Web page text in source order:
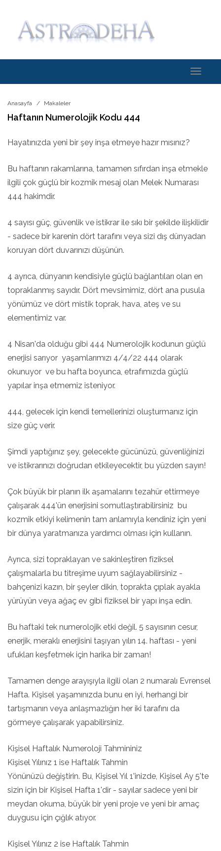
Toggle
Anasayfa Makaleler
Haftanın Numerolojik Kodu 444
Hayatınızda yeni bir şey inşa etmeye hazır mısınız?
Bu haftanın rakamlarına, tamamen sıfırdan inşa etmekle
ilgili çok güçlü bir kozmik mesaj olan Melek Numarası
444 hakimdir.
4 sayısı güç, güvenlik ve istikrar ile sıkı bir şekilde ilişkilidir
- sadece bir karenin dört tarafını veya sizi dış dünyadan
koruyan dört duvarınızı düşünün.
4 ayrıca, dünyanın kendisiyle güçlü bağlantıları olan en
topraklanmış sayıdır. Dört mevsimimiz, dört ana pusula
yönümüz ve dört mistik toprak, hava, ateş ve su
elementimiz var.
4 Nisan'da olduğu gibi 444 Numerolojik kodunun güçlü
enerjisi sarıyor yaşamlarımızı 4/4/22 444 olarak
okunuyor ve bu hafta boyunca, etrafımızda güçlü
yapılar inşa etmemiz isteniyor.
444, gelecek için kendi temellerinizi oluşturmanız için
size güç verir.
Şimdi yaptığınız şey, gelecekte gücünüzü, güvenliğinizi
ve istikrarınızı doğrudan etkileyecektir, bu yüzden sayın!
Çok büyük bir planın ilk aşamalarını tezahür ettirmeye
çalışarak 444'ün enerjisini somutlaştırabilirsiniz bu
kozmik etkiyi kelimenin tam anlamıyla kendiniz için yeni
bir dünya yaratmanıza yardımcı olması için kullanın.
Ayrıca, sizi topraklayan ve sakinleştiren fiziksel
çalışmalarla bu titreşime uyum sağlayabilirsiniz -
bahçenizi kazın, bir şeyler dikin, toprakta çıplak ayakla
yürüyün veya ağaç ev gibi fiziksel bir yapı inşa edin.
Bu haftaki tek numerolojik etki değil. 5 sayısının cesur,
enerjik, meraklı enerjisini taşıyan yılın 14. haftası - yeni
ufukları keşfetmek için harika bir zaman!
Tamamen denge arayışıyla ilgili olan 2 numaralı Evrensel
Hafta. Kişisel yaşamınızda bunu en iyi, herhangi bir
tartışmanın veya anlaşmazlığın her iki tarafını da
görmeye çalışarak yapabilirsiniz.
Kişisel Haftalık Numeroloji Tahmininiz
Kişisel Yılınız 1 ise Haftalık Tahmin
Yönünüzü değiştirin. Bu, Kişisel Yıl 1'inizde, Kişisel Ay 5'te
sizin için bir Kişisel Hafta 1'dir - sayılar sadece yeni bir
meydan okuma, büyük bir yeni proje ve yeni bir amaç
duygusu için çığlık atıyor.
Kişisel Yılınız 2 ise Haftalık Tahmin